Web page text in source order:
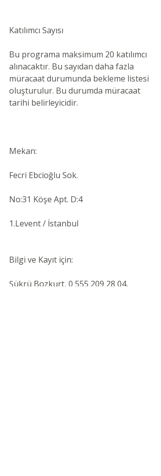
Katılımcı Sayısı
Bu programa maksimum 20 katılımcı
alınacaktır. Bu sayıdan daha fazla
müracaat durumunda bekleme listesi
oluşturulur. Bu durumda müracaat
tarihi belirleyicidir.
Mekan:
Fecri Ebcioğlu Sok.
No:31 Köşe Apt. D:4
1.Levent / İstanbul
Bilgi ve Kayıt için:
Şükrü Bozkurt, 0 555 209 28 04,